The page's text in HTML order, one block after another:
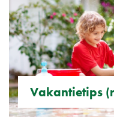
Vakantietips